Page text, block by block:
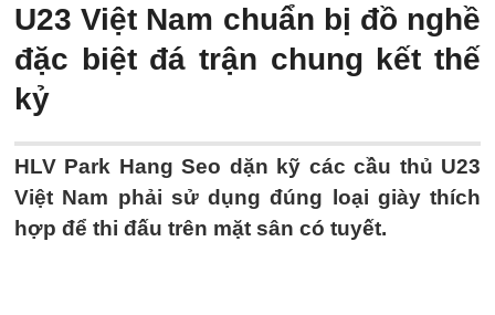
U23 Việt Nam chuẩn bị đồ nghề
đặc biệt đá trận chung kết thế
kỷ
HLV Park Hang Seo dặn kỹ các cầu thủ U23
Việt Nam phải sử dụng đúng loại giày thích
hợp để thi đấu trên mặt sân có tuyết.